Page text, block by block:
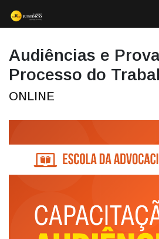
Audiências e
Processo do
ONLINE